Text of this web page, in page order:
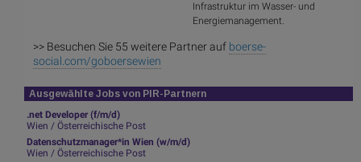
Infrastruktur im Wasser- und
Energiemanagement.
>> Besuchen Sie 55 weitere Partner auf boerse-
social.com/goboersewien
Ausgewählte Jobs von PIR-Partnern
.net Developer (f/m/d)
Wien / Österreichische Post
Datenschutzmanager*in Wien (w/m/d)
Wien / Österreichische Post